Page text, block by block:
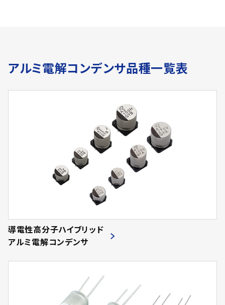
アルミ電解コンデンサ品種一覧表
導電性高分子ハイブリッド
アルミ電解コンデンサ